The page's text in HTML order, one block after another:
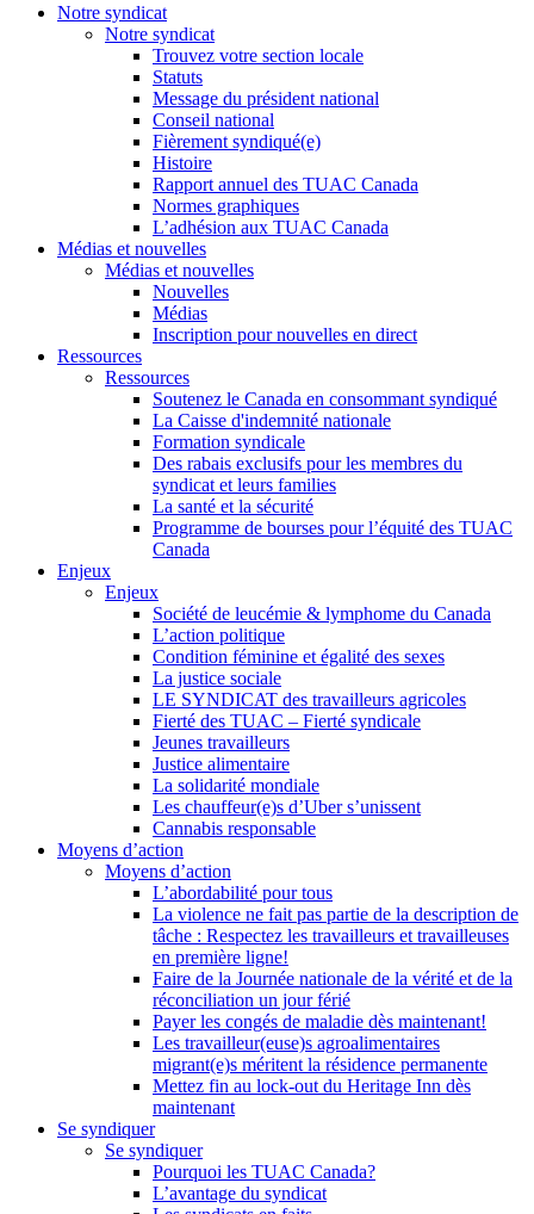
Notre syndicat
Notre syndicat
Trouvez votre section locale
Statuts
Message du président national
Conseil national
Fièrement syndiqué(e)
Histoire
Rapport annuel des TUAC Canada
Normes graphiques
L’adhésion aux TUAC Canada
Médias et nouvelles
Médias et nouvelles
Nouvelles
Médias
Inscription pour nouvelles en direct
Ressources
Ressources
Soutenez le Canada en consommant syndiqué
La Caisse d'indemnité nationale
Formation syndicale
Des rabais exclusifs pour les membres du
syndicat et leurs families
La santé et la sécurité
Programme de bourses pour l’équité des TUAC
Canada
Enjeux
Enjeux
Société de leucémie & lymphome du Canada
L’action politique
Condition féminine et égalité des sexes
La justice sociale
LE SYNDICAT des travailleurs agricoles
Fierté des TUAC – Fierté syndicale
Jeunes travailleurs
Justice alimentaire
La solidarité mondiale
Les chauffeur(e)s d’Uber s’unissent
Cannabis responsable
Moyens d’action
Moyens d’action
L’abordabilité pour tous
La violence ne fait pas partie de la description de
tâche : Respectez les travailleurs et travailleuses
en première ligne!
Faire de la Journée nationale de la vérité et de la
réconciliation un jour férié
Payer les congés de maladie dès maintenant!
Les travailleur(euse)s agroalimentaires
migrant(e)s méritent la résidence permanente
Mettez fin au lock-out du Heritage Inn dès
maintenant
Se syndiquer
Se syndiquer
Pourquoi les TUAC Canada?
L’avantage du syndicat